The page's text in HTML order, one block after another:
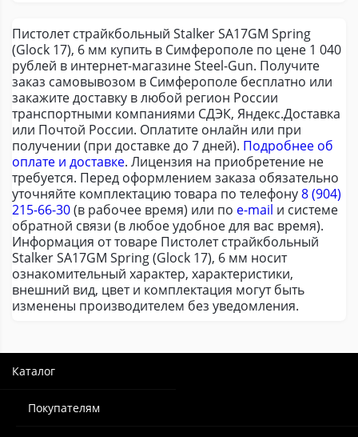
Пистолет страйкбольный Stalker SA17GM Spring
(Glock 17), 6 мм купить в Симферополе по цене 1 040
рублей в интернет-магазине Steel-Gun. Получите
заказ самовывозом в Симферополе бесплатно или
закажите доставку в любой регион России
транспортными компаниями СДЭК, Яндекс.Доставка
или Почтой России. Оплатите онлайн или при
получении (при доставке до 7 дней). Подробнее об
оплате и доставке. Лицензия на приобретение не
требуется. Перед оформлением заказа обязательно
уточняйте комплектацию товара по телефону8 (904)
215-66-30(в рабочее время) или по e-mail и системе
обратной связи (в любое удобное для вас время).
Информация от товаре Пистолет страйкбольный
Stalker SA17GM Spring (Glock 17), 6 мм носит
ознакомительный характер, характеристики,
внешний вид, цвет и комплектация могут быть
изменены производителем без уведомления.
Каталог
Покупателям